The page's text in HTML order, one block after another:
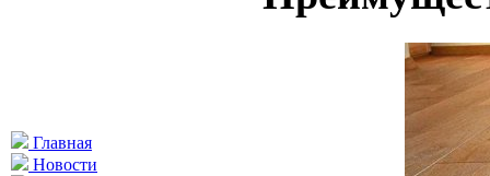
Главная
Новости